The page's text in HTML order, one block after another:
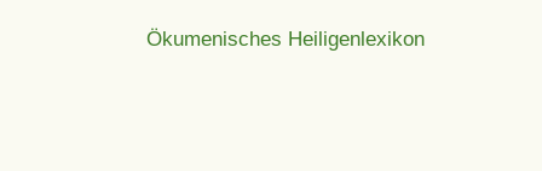
Ökumenisches Heiligenlexikon